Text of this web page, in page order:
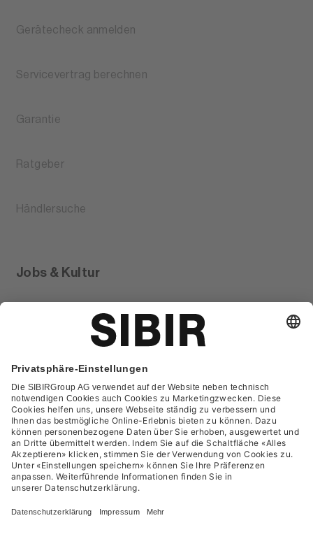
Gerätecheck anmelden
Servicevertrag berechnen
Garantie
Ratgeber
Händlersuche
Jobs & Kultur
Glossar
Kontakt
FAQ
Datenschutzerklärung